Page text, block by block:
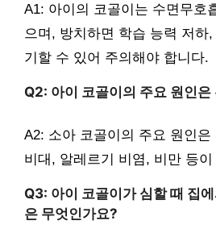
A1: 아이의 코골이는 수면무호
으며, 방치하면 학습 능력 저하
기할 수 있어 주의해야 합니다.
Q2: 아이 코골이의 주요 원인은
A2: 소아 코골이의 주요 원인은
비대, 알레르기 비염, 비만 등
Q3: 아이 코골이가 심할 때 집
은 무엇인가요?